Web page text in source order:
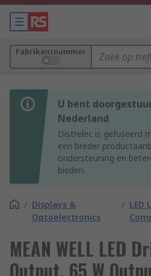
Fabrikantnummer
U bent
Nederland
Distrelec is gefuseerd
een breder
ondersteuning en
bieden.
/ Displays &
Optoelectronics
/ LED
MEAN WELL LED
Output, 65 W